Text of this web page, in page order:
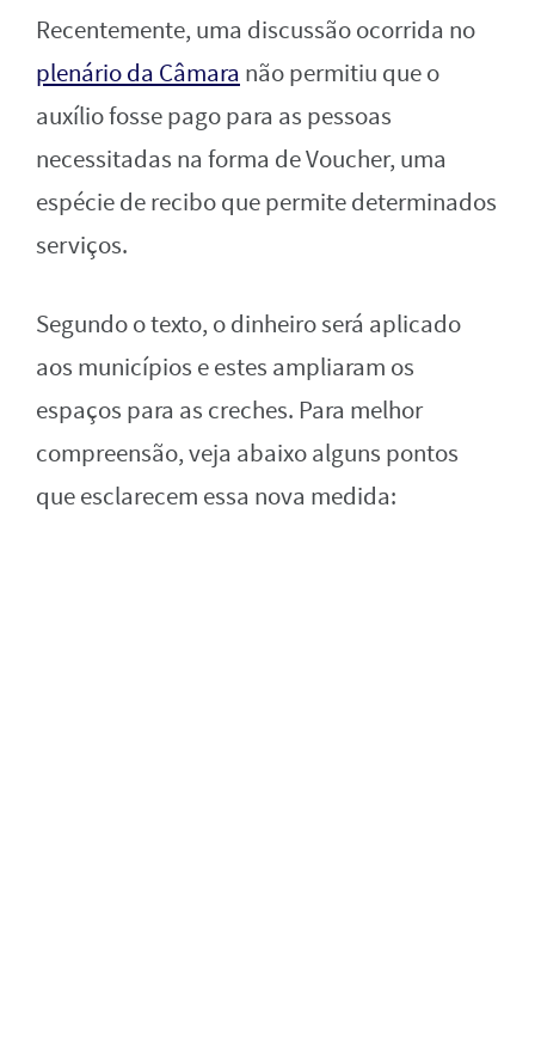
Recentemente, uma discussão ocorrida no
plenário da Câmara não permitiu que o
auxílio fosse pago para as pessoas
necessitadas na forma de Voucher, uma
espécie de recibo que permite determinados
serviços.
Segundo o texto, o dinheiro será aplicado
aos municípios e estes ampliaram os
espaços para as creches. Para melhor
compreensão, veja abaixo alguns pontos
que esclarecem essa nova medida: